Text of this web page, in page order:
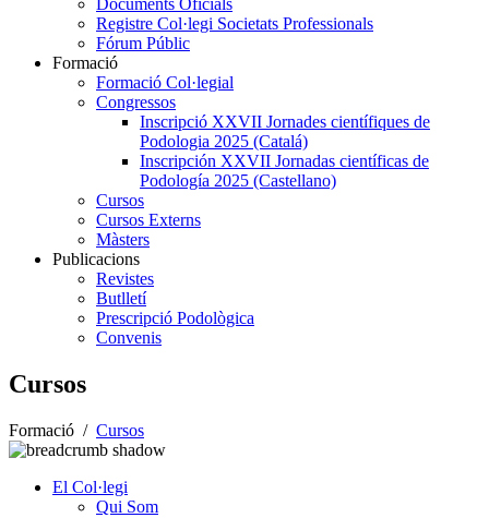
Documents Oficials
Registre Col·legi Societats Professionals
Fórum Públic
Formació
Formació Col·legial
Congressos
Inscripció XXVII Jornades científiques de
Podologia 2025 (Catalá)
Inscripción XXVII Jornadas científicas de
Podología 2025 (Castellano)
Cursos
Cursos Externs
Màsters
Publicacions
Revistes
Butlletí
Prescripció Podològica
Convenis
Cursos
Formació / Cursos
El Col·legi
Qui Som